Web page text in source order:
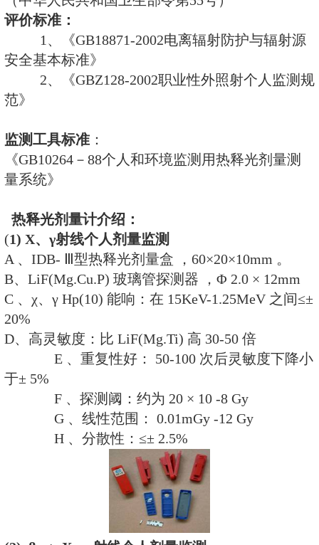
一年监测服务费= N×1600
个监测周期（3个月一个周期），
果随下周期个人剂量计交邮政速递
委托单位。
咨询电话：021-69515711
保密承诺：
部门，未经委托方同意不向任何
不作为宣传材料。
业务依据：
1、《中华人民共和国职业病
华人民共和国主席令第60号）
2、《放射性同位素与射线装